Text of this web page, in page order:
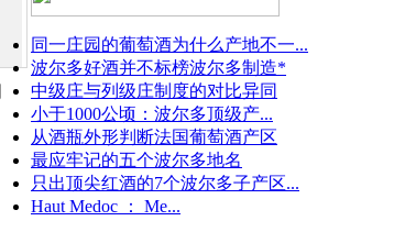
同一庄园的葡萄酒为什么产地不一...
波尔多好酒并不标榜波尔多制造*
中级庄与列级庄制度的对比异同
小于1000公顷：波尔多顶级产...
从酒瓶外形判断法国葡萄酒产区
最应牢记的五个波尔多地名
只出顶尖红酒的7个波尔多子产区...
Haut Medoc ： Me...